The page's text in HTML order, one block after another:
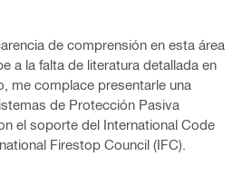
de comprensión en esta área
a la falta de literatura detallada en
me complace presentarle una
de Protección Pasiva
el soporte del International Code
Firestop Council (IFC).